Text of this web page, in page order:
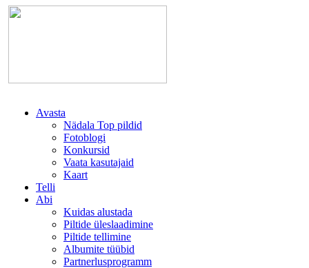
Avasta
Nädala Top pildid
Fotoblogi
Konkursid
Vaata kasutajaid
Kaart
Telli
Abi
Kuidas alustada
Piltide üleslaadimine
Piltide tellimine
Albumite tüübid
Partnerlusprogramm